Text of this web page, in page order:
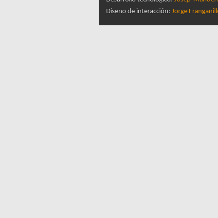
Diseño de interacción: Jorge